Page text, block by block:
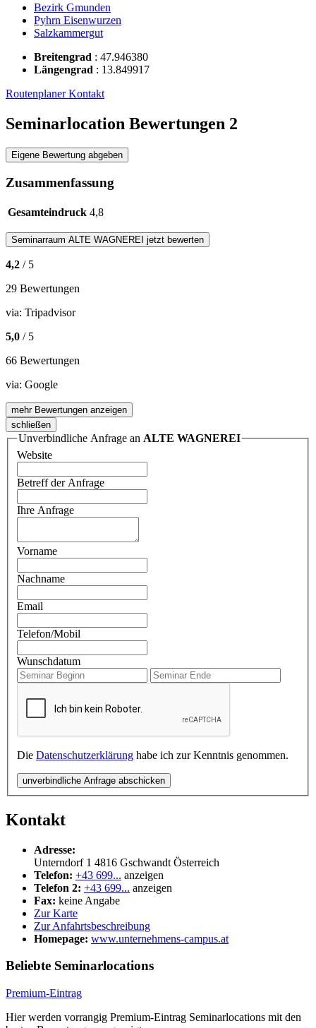
Bezirk Gmunden
Pyhrn Eisenwurzen
Salzkammergut
Breitengrad : 47.946380
Längengrad : 13.849917
RoutenplanerKontakt
Seminarlocation Bewertungen 2
Eigene Bewertung abgeben
Zusammenfassung
Gesamteindruck 4,8
Seminarraum ALTE WAGNEREI jetzt bewerten
4,2 / 5
29 Bewertungen
via: Tripadvisor
5,0 / 5
66 Bewertungen
via: Google
mehr Bewertungen anzeigen
schließen
Unverbindliche Anfrage an ALTE WAGNEREI
Website
Betreff der Anfrage
Ihre Anfrage
Vorname
Nachname
Email
Telefon/Mobil
Wunschdatum
Die Datenschutzerklärung habe ich zur Kenntnis genommen.
unverbindliche Anfrage abschicken
Kontakt
Adresse:
Unterndorf 1 4816 Gschwandt Österreich
Telefon: +43 699... anzeigen
Telefon 2: +43 699... anzeigen
Fax: keine Angabe
Zur Karte
Zur Anfahrtsbeschreibung
Homepage: www.unternehmens-campus.at
Beliebte Seminarlocations
Premium-Eintrag
Hier werden vorrangig Premium-Eintrag Seminarlocations mit den